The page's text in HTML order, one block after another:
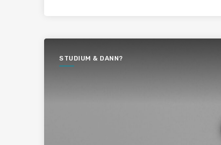
STUDIUM & DANN?